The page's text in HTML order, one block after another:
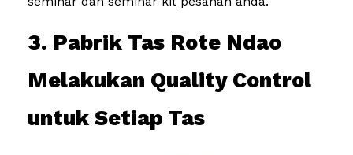
3. Pabrik Tas Rote Ndao
Melakukan Quality Control
untuk Setiap Tas